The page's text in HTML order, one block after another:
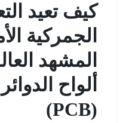
كيف تعيد
الجمركية
المشهد
ألواح